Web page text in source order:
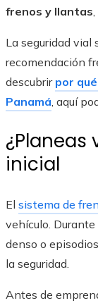
frenos y llantas
La seguridad vial
recomendación
descubrir por
Panamá, aquí
inicial
El sistema de
vehículo.
denso o
la seguridad.
Antes de